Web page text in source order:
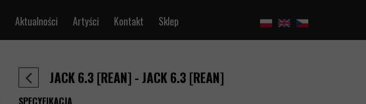
Aktualności Artyści Kontakt Sklep
JACK 6.3 [REAN] - JACK 6.3 [REAN]
SPECYFIKACJA